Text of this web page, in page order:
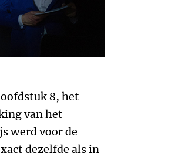
8, het
van het
werd voor de
dezelfde als in